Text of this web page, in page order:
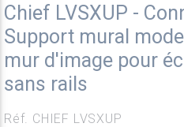
Chief LVSXUP -
Support mural
mur d'image pour
sans rails
Réf. CHIEF LVSXUP